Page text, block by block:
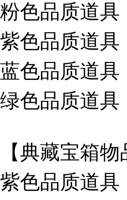
粉色品质道具
紫色品质道具
蓝色品质道具
绿色品质道具
【典藏宝箱
紫色品质道具